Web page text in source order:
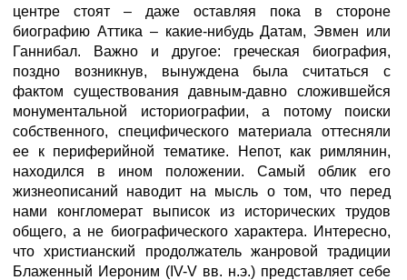
центре стоят – даже оставляя пока в стороне
биографию Аттика – какие-нибудь Датам, Эвмен или
Ганнибал. Важно и другое: греческая биография,
поздно возникнув, вынуждена была считаться с
фактом существования давным-давно сложившейся
монументальной историографии, а потому поиски
собственного, специфического материала оттесняли
ее к периферийной тематике. Непот, как римлянин,
находился в ином положении. Самый облик его
жизнеописаний наводит на мысль о том, что перед
нами конгломерат выписок из исторических трудов
общего, а не биографического характера. Интересно,
что христианский продолжатель жанровой традиции
Блаженный Иероним (IV-V вв. н.э.) представляет себе